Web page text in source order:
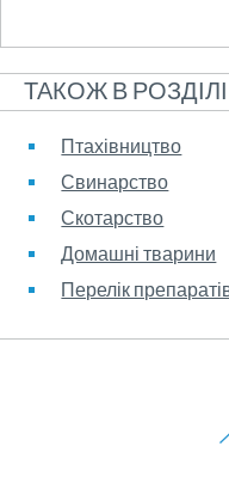
ТАКОЖ В
Птахівництво
Свинарство
Скотарство
Домашні тварини
Перелік